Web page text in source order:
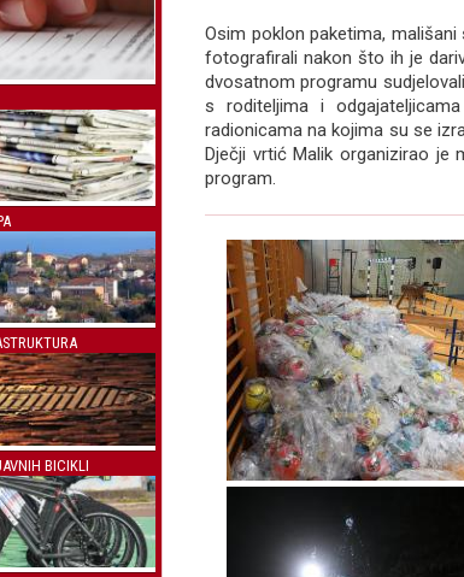
BICIKLI
Osim poklon paketima,
fotografirali nakon što ih je
dvosatnom programu
s roditeljima i
radionicama na kojima su se
Dječji vrtić Malik organizirao je
program.